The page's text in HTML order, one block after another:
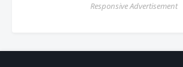
Responsive Advertisement